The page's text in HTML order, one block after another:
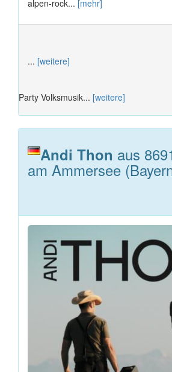
alpen-rock... [mehr]
... [weitere]
Party Volksmusik... [weitere]
Andi Thon aus
am Ammersee